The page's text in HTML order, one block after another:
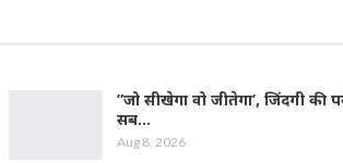
”जो सीखेगा वो जीतेगा’, जिंदगी की
सब…
Aug 8, 2026